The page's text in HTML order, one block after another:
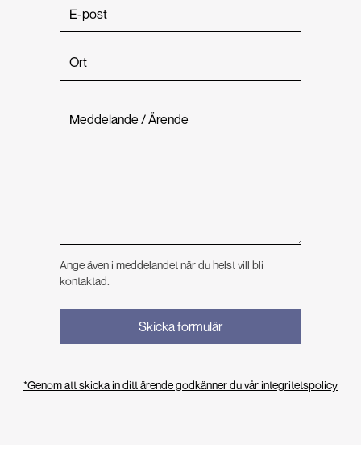
Ange även i meddelandet när du helst vill bli
kontaktad.
*Genom att skicka in ditt ärende godkänner du vår integritetspolicy